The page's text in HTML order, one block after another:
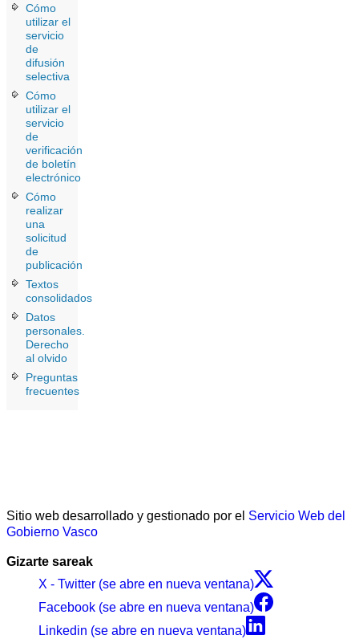
Cómo
utilizar el
servicio
de
difusión
selectiva
Cómo
utilizar el
servicio
de
verificación
de boletín
electrónico
Cómo
realizar
una
solicitud
de
publicación
Textos
consolidados
Datos
personales.
Derecho
al olvido
Preguntas
frecuentes
Sitio web desarrollado y gestionado por el Servicio Web del
Gobierno Vasco
Gizarte sareak
X - Twitter (se abre en nueva ventana)
Facebook (se abre en nueva ventana)
Linkedin (se abre en nueva ventana)